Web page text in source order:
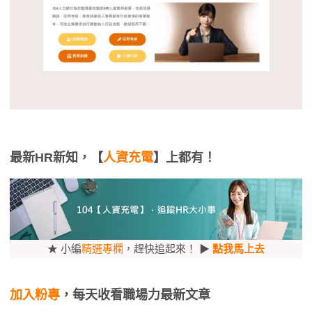
最新HR新知，【人資充電】上都有！
★ 小編精選專欄 ，趕快追起來！ ▶ 點我馬上去
加入粉專 ，每天收看職場力最新文章